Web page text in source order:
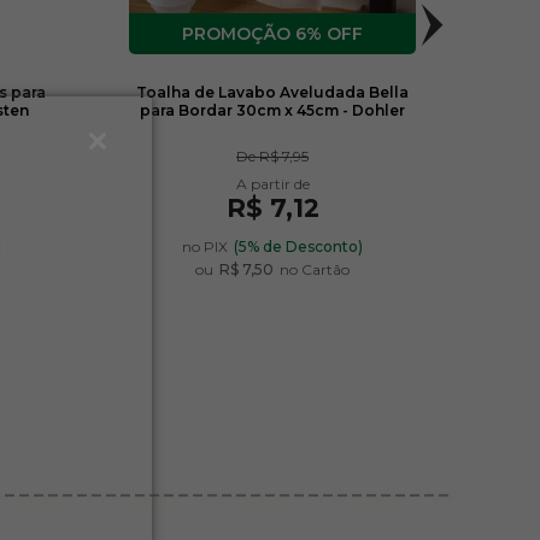
para
6% OFF
Toalha de Lavabo Aveludada Bella
para Bordar 30cm x 45cm - Dohler
DeR$ 7,95
R$ 7,12
no PIX (5% de Desconto)
ou R$ 7,50 no Cartão